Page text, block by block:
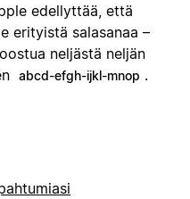
edellyttää, että
erityistä salasanaa –
neljästä neljän
abcd-efgh-ijkl-mnop .